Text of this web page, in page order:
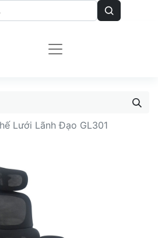
Lưới Lãnh Đạo GL301